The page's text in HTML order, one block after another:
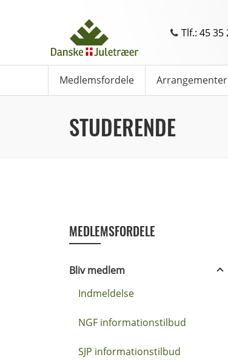
Tlf.: 45 35
Medlemsfordele Arrangementer
STUDERENDE
MEDLEMSFORDELE
Bliv medlem
Indmeldelse
NGF informationstilbud
SJP informationstilbud